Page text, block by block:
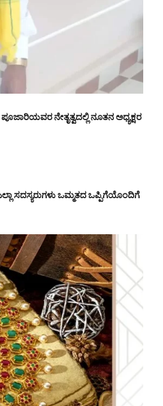
ನೇತೃತ್ವದಲ್ಲಿ ನೂತನ ಅಧ್ಯಕ್ಷರ
ಸದಸ್ಯರುಗಳು ಒಮ್ಮತದ ಒಪ್ಪಿಗೆಯೊಂದಿಗೆ